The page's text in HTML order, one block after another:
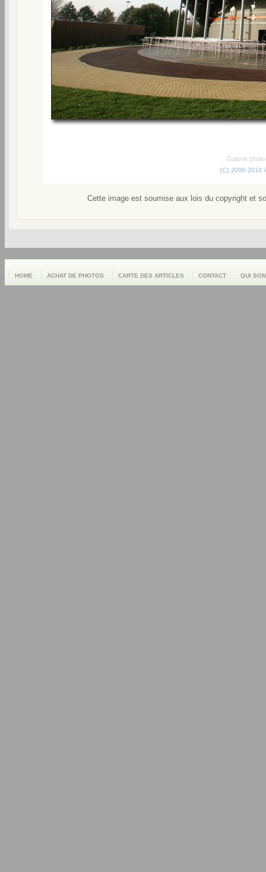
Galerie
(C) 2006-2010
Cette image est soumise aux lois du copyright et
HOME ACHAT DE PHOTOS CARTE DES ARTICLES CONTACT QUI